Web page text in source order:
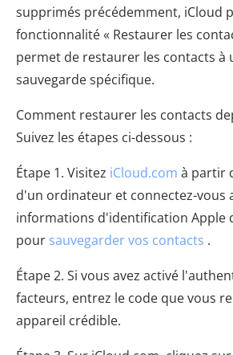
supprimés précédemment, iCloud
fonctionnalité « Restaurer les
permet de restaurer les contacts à
sauvegarde spécifique.
Comment restaurer les contacts
Suivez les étapes ci-dessous :
Étape 1. Visitez iCloud.com à partir
d'un ordinateur et connectez-vous
informations d'identification Apple
pour sauvegarder vos contacts .
Étape 2. Si vous avez activé
facteurs, entrez le code que vous
appareil crédible.